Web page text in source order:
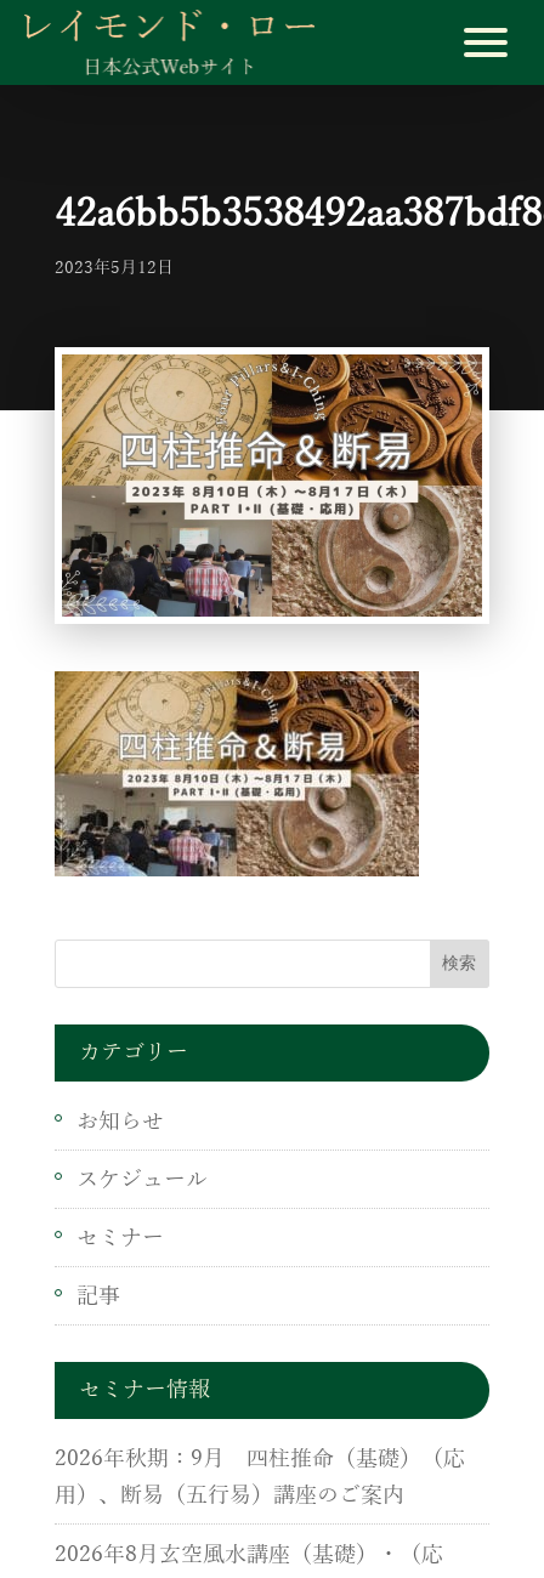
2023年5月12日
カテゴリー
お知らせ
スケジュール
セミナー
記事
セミナー情報
2026年秋期：9月 四柱推命（基礎）（応
用）、断易（五行易）講座のご案内
2026年8月玄空風水講座（基礎）・（応